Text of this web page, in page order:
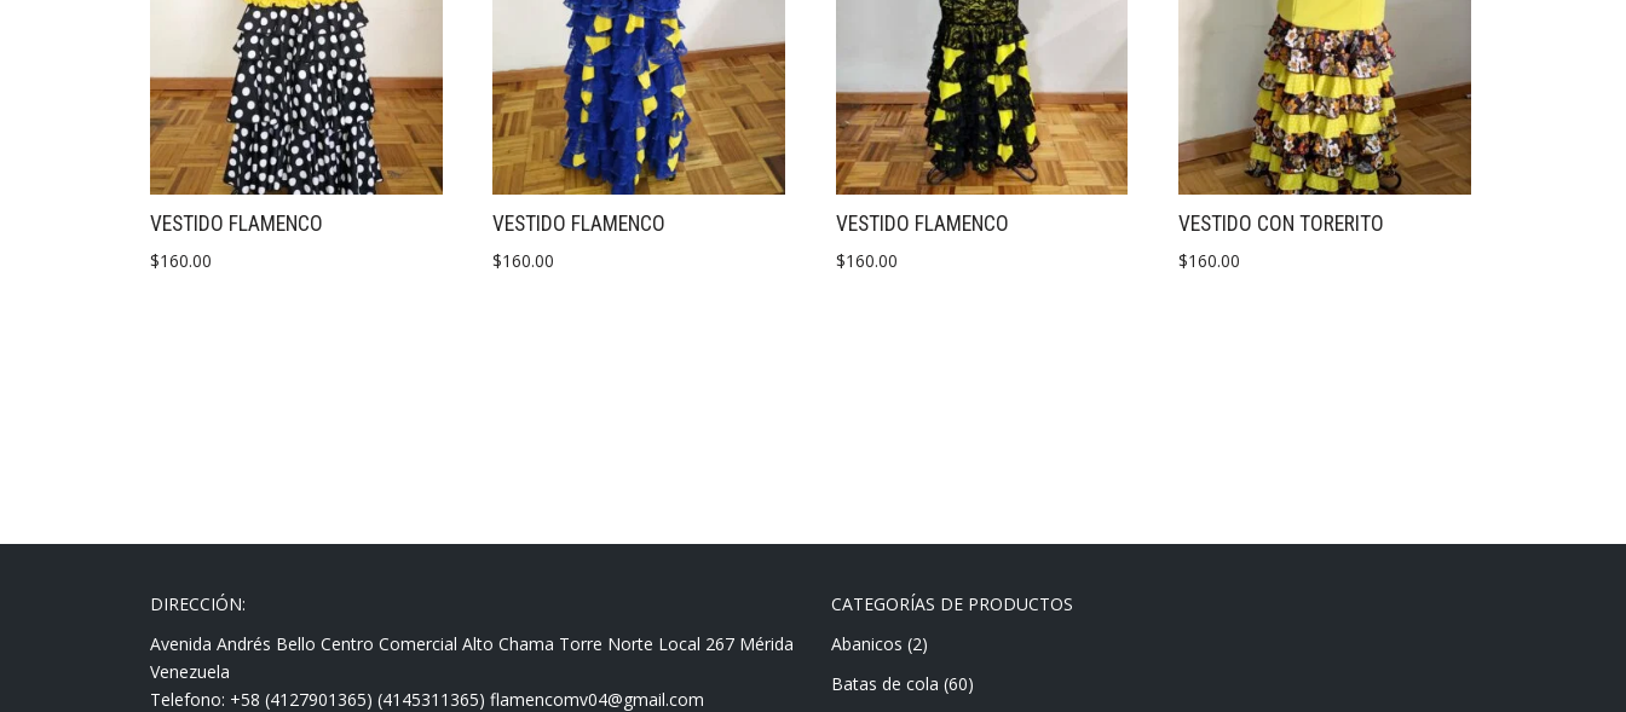
VESTIDO FLAMENCO
$160.00
VESTIDO FLAMENCO
$160.00
VESTIDO FLAMENCO
$160.00
VESTIDO CON TORERITO
$160.00
DIRECCIÓN:
Avenida Andrés Bello Centro Comercial Alto Chama Torre Norte Local 267 Mérida
Venezuela
Telefono: +58 (4127901365) (4145311365) flamencomv04@gmail.com
CATEGORÍAS DE PRODUCTOS
Abanicos (2)
Batas de cola (60)